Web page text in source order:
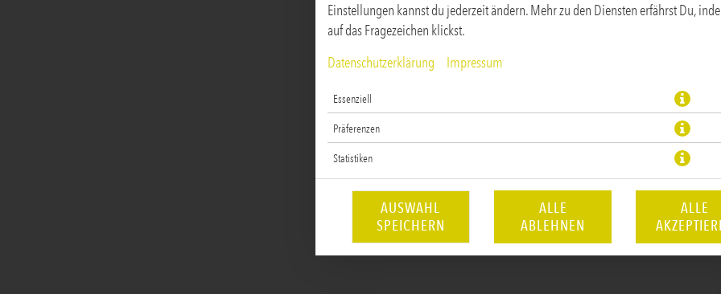
Einstellungen kannst du jederzeit ändern. Mehr zu den Diensten erfährst Du,
auf das Fragezeichen klickst.
Datenschutzerklärung
Impressum
Essenziell
Präferenzen
Statistiken
AUSWAHL
SPEICHERN
ALLE
ABLEHNEN
ALLE